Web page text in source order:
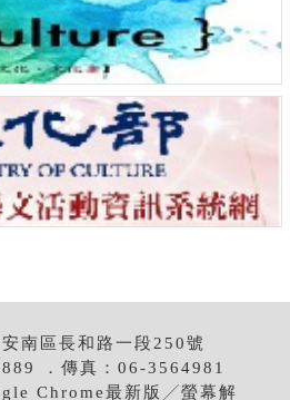
南區長和路一段250號
．傳真：06-3564981
Chrome最新版╱螢幕解